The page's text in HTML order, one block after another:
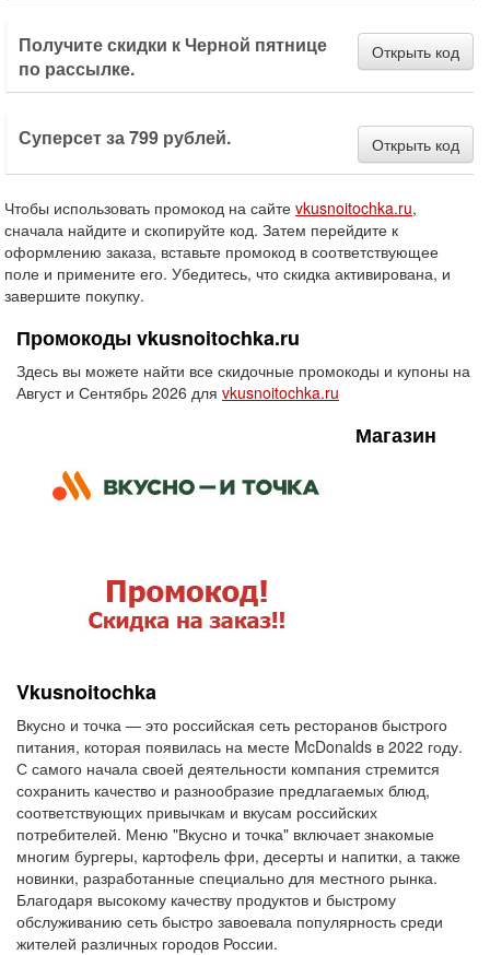
Получите скидки к Черной пятнице
по рассылке.
Открыть код
Суперсет за 799 рублей. Открыть код
Чтобы использовать промокод на сайте vkusnoitochka.ru,
сначала найдите и скопируйте код. Затем перейдите к
оформлению заказа, вставьте промокод в соответствующее
поле и примените его. Убедитесь, что скидка активирована, и
завершите покупку.
Промокоды vkusnoitochka.ru
Здесь вы можете найти все скидочные промокоды и купоны на
Август и Сентябрь 2026 для vkusnoitochka.ru
Магазин
Vkusnoitochka
Вкусно и точка — это российская сеть ресторанов быстрого
питания, которая появилась на месте McDonalds в 2022 году.
С самого начала своей деятельности компания стремится
сохранить качество и разнообразие предлагаемых блюд,
соответствующих привычкам и вкусам российских
потребителей. Меню "Вкусно и точка" включает знакомые
многим бургеры, картофель фри, десерты и напитки, а также
новинки, разработанные специально для местного рынка.
Благодаря высокому качеству продуктов и быстрому
обслуживанию сеть быстро завоевала популярность среди
жителей различных городов России.